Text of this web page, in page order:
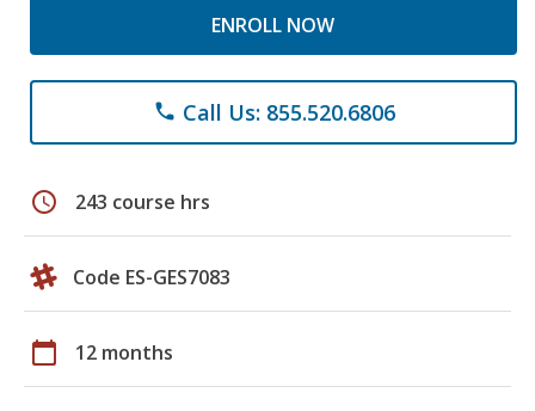
ENROLL NOW
phone Call Us: 855.520.6806
schedule 243 course hrs
Code ES-GES7083
calendar_today 12 months